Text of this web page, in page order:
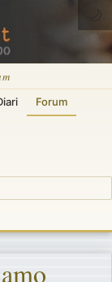
Forum
🌙